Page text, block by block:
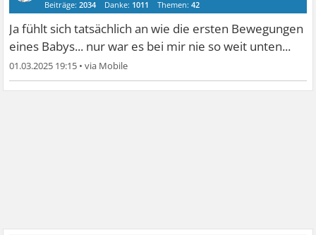
Beiträge:2034 Danke: 1011 Themen:42
Ja fühlt sich tatsächlich an wie die ersten Bewegungen
eines Babys... nur war es bei mir nie so weit unten...
01.03.2025 19:15 •